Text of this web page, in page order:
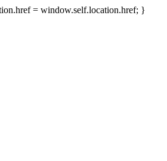
= window.self.location.href; }